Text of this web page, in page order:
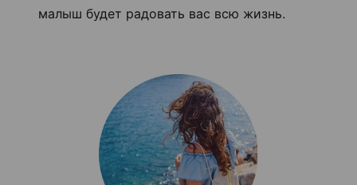
малыш будет радовать вас всю жизнь.